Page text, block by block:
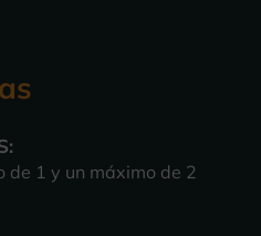
de 1 y un máximo de 2